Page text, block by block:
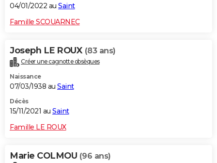
04/01/2022 au Saint
Famille SCOUARNEC
Joseph LE ROUX (83 ans)
Créer une cagnotte obsèques
Naissance
07/03/1938 au Saint
Décès
15/11/2021 au Saint
Famille LE ROUX
Marie COLMOU (96 ans)